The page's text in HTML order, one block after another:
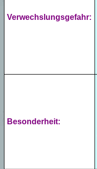
Verwechslungsgefahr:
Besonderheit: